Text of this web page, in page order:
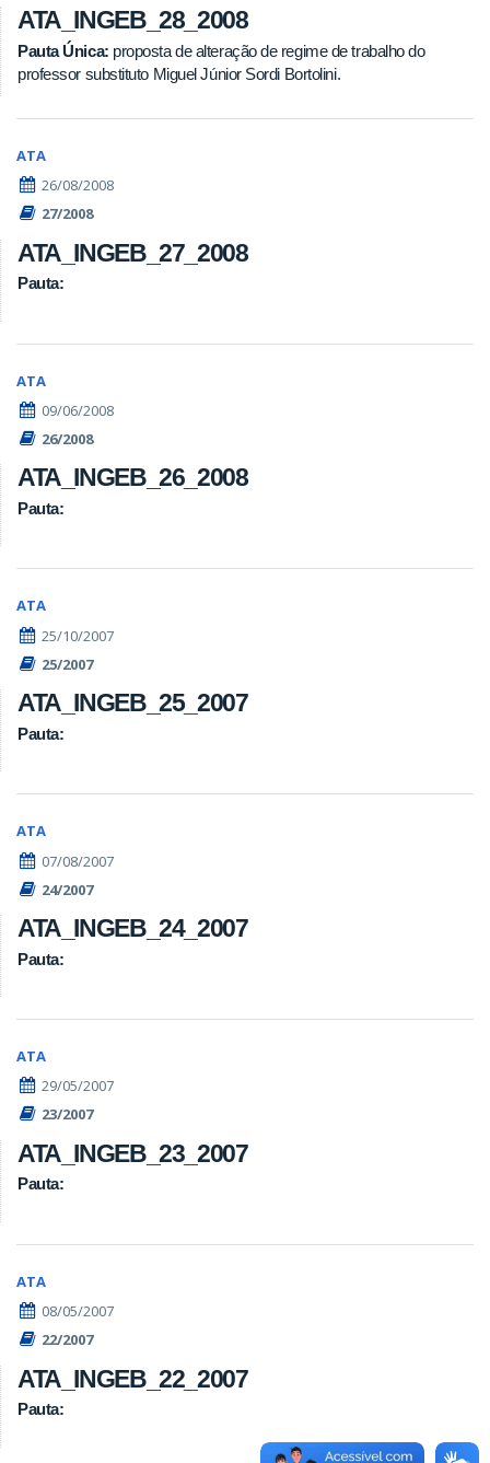
ATA_INGEB_28_2008
Pauta Única: proposta de alteração de regime de trabalho do
professor substituto Miguel Júnior Sordi Bortolini.
ATA
26/08/2008
27/2008
ATA_INGEB_27_2008
Pauta:
ATA
09/06/2008
26/2008
ATA_INGEB_26_2008
Pauta:
ATA
25/10/2007
25/2007
ATA_INGEB_25_2007
Pauta:
ATA
07/08/2007
24/2007
ATA_INGEB_24_2007
Pauta:
ATA
29/05/2007
23/2007
ATA_INGEB_23_2007
Pauta:
ATA
08/05/2007
22/2007
ATA_INGEB_22_2007
Pauta: